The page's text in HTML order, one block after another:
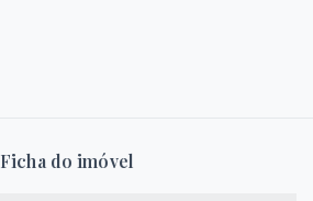
Ficha do imóvel